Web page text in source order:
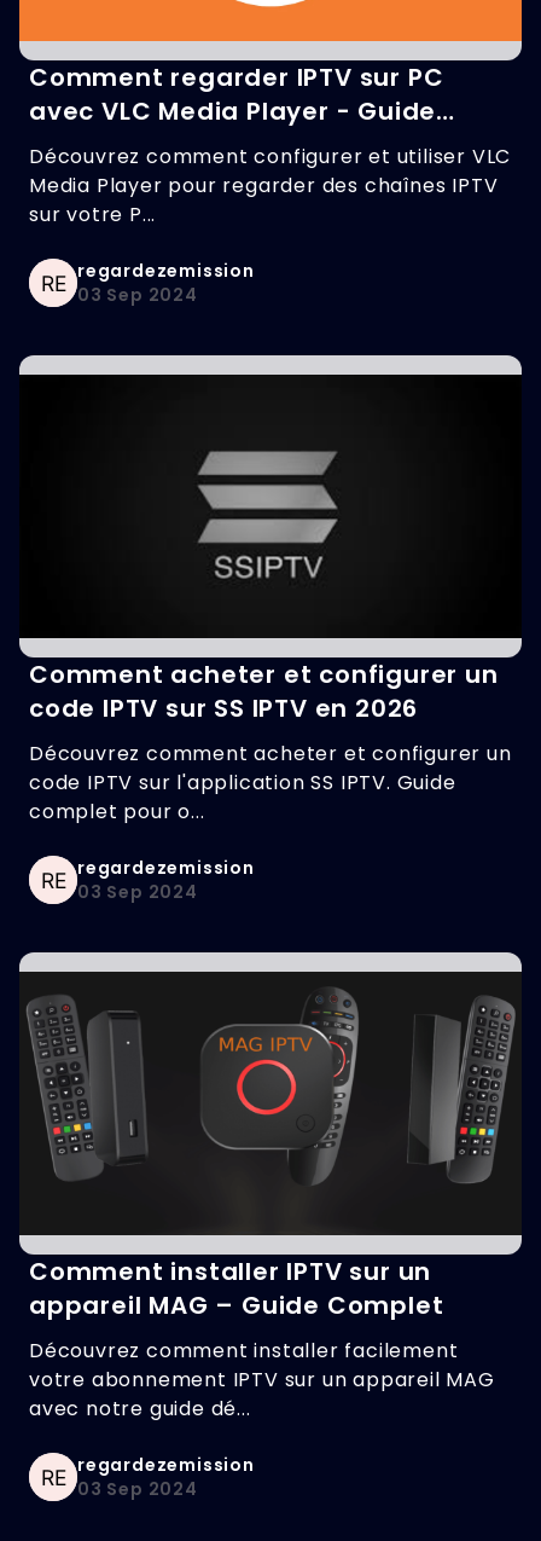
Comment regarder IPTV sur PC
avec VLC Media Player - Guide
complet
Découvrez comment configurer et utiliser VLC
Media Player pour regarder des chaînes IPTV
sur votre P...
regardezemission
03 Sep 2024
Comment acheter et configurer un
code IPTV sur SS IPTV en 2026
Découvrez comment acheter et configurer un
code IPTV sur l'application SS IPTV. Guide
complet pour o...
regardezemission
03 Sep 2024
Comment installer IPTV sur un
appareil MAG – Guide Complet
Découvrez comment installer facilement
votre abonnement IPTV sur un appareil MAG
avec notre guide dé...
regardezemission
03 Sep 2024